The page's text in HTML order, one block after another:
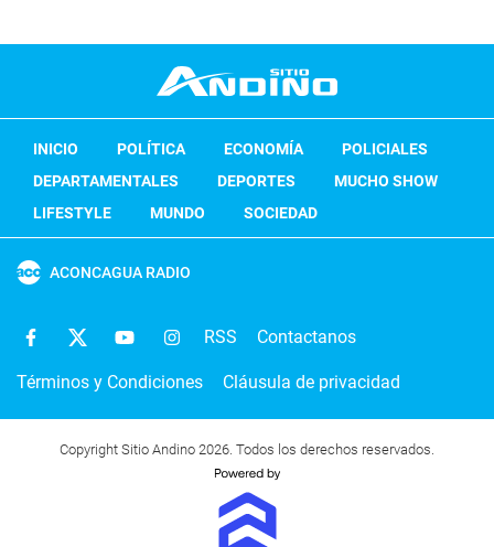
INICIO POLÍTICA ECONOMÍA
POLICIALES
DEPARTAMENTALES
DEPORTES
MUCHO SHOW
LIFESTYLE
MUNDO SOCIEDAD
ACONCAGUA RADIO
RSS Contactanos
Términos y Condiciones Cláusula de privacidad
Copyright Sitio Andino 2026. Todos los derechos reservados.